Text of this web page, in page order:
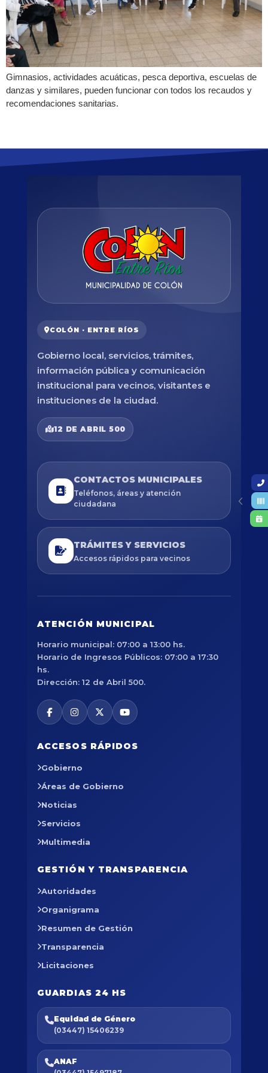
Gimnasios, actividades acuáticas, pesca deportiva, escuelas de
danzas y similares, pueden funcionar con todos los recaudos y
recomendaciones sanitarias.
COLÓN · ENTRE RÍOS
Gobierno local, servicios, trámites,
información pública y comunicación
institucional para vecinos, visitantes e
instituciones de la ciudad.
12 DE ABRIL 500
CONTACTOS MUNICIPALES
Teléfonos, áreas y atención
ciudadana
TRÁMITES Y SERVICIOS
Accesos rápidos para vecinos
ATENCIÓN MUNICIPAL
Horario municipal: 07:00 a 13:00 hs.
Horario de Ingresos Públicos: 07:00 a 17:30
hs.
Dirección: 12 de Abril 500.
ACCESOS RÁPIDOS
Gobierno
Áreas de Gobierno
Noticias
Servicios
Multimedia
GESTIÓN Y TRANSPARENCIA
Autoridades
Organigrama
Resumen de Gestión
Transparencia
Licitaciones
GUARDIAS 24 HS
Equidad de Género
(03447) 15406239
ANAF